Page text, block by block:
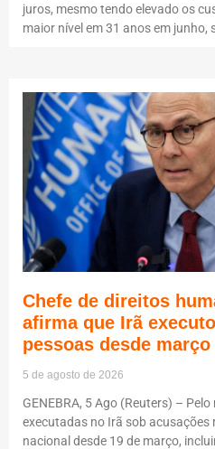
juros, mesmo tendo elevado os
maior nível em 31 anos em junho,
Chefe de direitos
afirma que Irã
pessoas desde março
5 de agosto de 2026
GENEBRA, 5 Ago (Reuters) –
executadas no Irã sob acusações
nacional desde 19 de março,